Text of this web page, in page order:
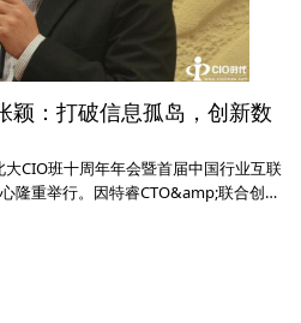
颖：打破信息孤岛，创新数
CIO班十周年年会暨首届中国行业互联
隆重举行。因特睿CTO&amp;联合创始
11月28—29日，北大CIO班十周年年
京大学与宽沟会议中心隆重举行。29
中心隆重举行